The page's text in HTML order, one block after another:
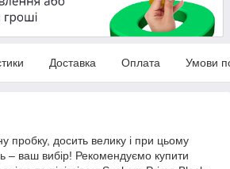
Доставка Оплата Умови
пробку, досить велику і при цьому
– ваш вибір! Рекомендуємо купити